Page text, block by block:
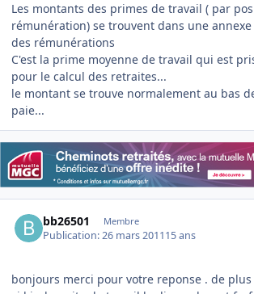
Les montants des primes de travail ( par
rémunération) se trouvent dans une
des rémunérations
C'est la prime moyenne de travail qui est
pour le calcul des retraites...
le montant se trouve normalement au bas
paie...
bb26501 Membre
Publication:26 mars 201115 ans
bonjours merci pour votre reponse . de